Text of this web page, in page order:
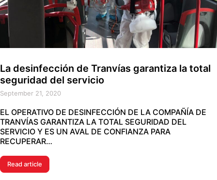
La desinfección de Tranvías garantiza la total
seguridad del servicio
September 21, 2020
EL OPERATIVO DE DESINFECCIÓN DE LA COMPAÑÍA DE
TRANVÍAS GARANTIZA LA TOTAL SEGURIDAD DEL
SERVICIO Y ES UN AVAL DE CONFIANZA PARA
RECUPERAR…
Read article